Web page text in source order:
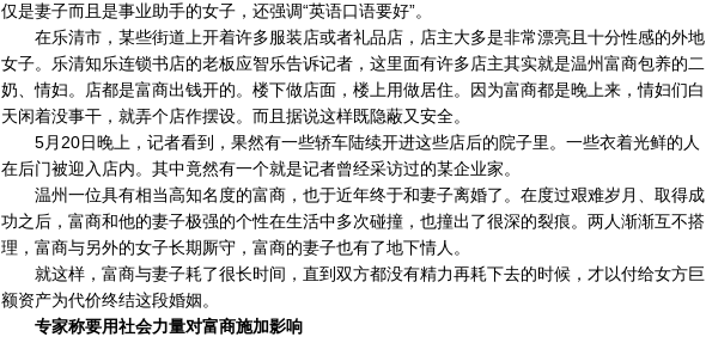
仅是妻子而且是事业助手的女子，还强调“英语口语要好”。
在乐清市，某些街道上开着许多服装店或者礼品店，店主大多是非常漂亮且十分性感的外地
女子。乐清知乐连锁书店的老板应智乐告诉记者，这里面有许多店主其实就是温州富商包养的二
奶、情妇。店都是富商出钱开的。楼下做店面，楼上用做居住。因为富商都是晚上来，情妇们白
天闲着没事干，就弄个店作摆设。而且据说这样既隐蔽又安全。
5月20日晚上，记者看到，果然有一些轿车陆续开进这些店后的院子里。一些衣着光鲜的人
在后门被迎入店内。其中竟然有一个就是记者曾经采访过的某企业家。
温州一位具有相当高知名度的富商，也于近年终于和妻子离婚了。在度过艰难岁月、取得成
功之后，富商和他的妻子极强的个性在生活中多次碰撞，也撞出了很深的裂痕。两人渐渐互不搭
理，富商与另外的女子长期厮守，富商的妻子也有了地下情人。
就这样，富商与妻子耗了很长时间，直到双方都没有精力再耗下去的时候，才以付给女方巨
额资产为代价终结这段婚姻。
专家称要用社会力量对富商施加影响